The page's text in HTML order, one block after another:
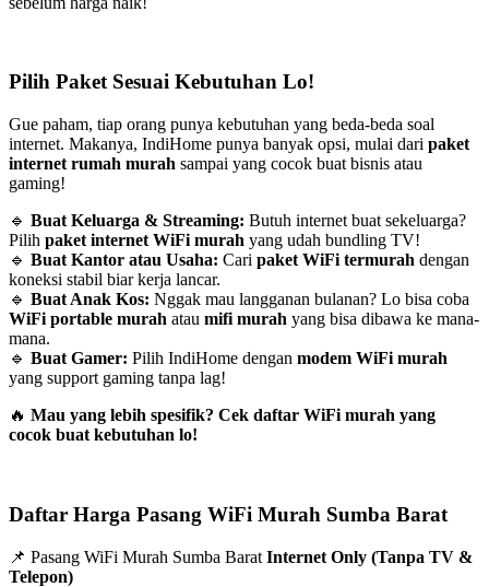
Pilih Paket Sesuai Kebutuhan Lo!
Gue paham, tiap orang punya kebutuhan yang beda-beda soal
internet. Makanya, IndiHome punya banyak opsi, mulai dari paket
internet rumah murah sampai yang cocok buat bisnis atau
gaming!
🔹 Buat Keluarga & Streaming: Butuh internet buat sekeluarga?
Pilih paket internet WiFi murah yang udah bundling TV!
🔹 Buat Kantor atau Usaha: Cari paket WiFi termurah dengan
koneksi stabil biar kerja lancar.
🔹 Buat Anak Kos: Nggak mau langganan bulanan? Lo bisa coba
WiFi portable murah atau mifi murah yang bisa dibawa ke mana-
mana.
🔹 Buat Gamer: Pilih IndiHome dengan modem WiFi murah
yang support gaming tanpa lag!
🔥 Mau yang lebih spesifik? Cek daftar WiFi murah yang
cocok buat kebutuhan lo!
Daftar Harga Pasang WiFi Murah Sumba Barat
📌 Pasang WiFi Murah Sumba Barat Internet Only (Tanpa TV &
Telepon)